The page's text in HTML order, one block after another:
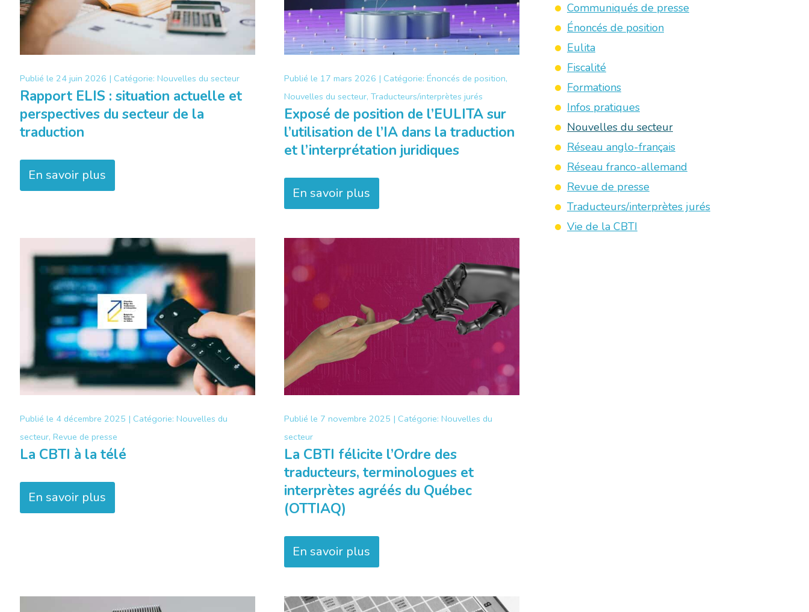
Publié le 24 juin 2026 | Catégorie: Nouvelles du secteur
Rapport ELIS : situation actuelle et
perspectives du secteur de la
traduction
En savoir plus
Publié le 17 mars 2026 | Catégorie: Énoncés de position,
Nouvelles du secteur, Traducteurs/interprètes jurés
Exposé de position de l’EULITA sur
l’utilisation de l’IA dans la traduction
et l’interprétation juridiques
En savoir plus
Publié le 4 décembre 2025 | Catégorie: Nouvelles du
secteur, Revue de presse
La CBTI à la télé
En savoir plus
Publié le 7 novembre 2025 | Catégorie: Nouvelles du
secteur
La CBTI félicite l’Ordre des
traducteurs, terminologues et
interprètes agréés du Québec
(OTTIAQ)
En savoir plus
Communiqués de presse
Énoncés de position
Eulita
Fiscalité
Formations
Infos pratiques
Nouvelles du secteur
Réseau anglo-français
Réseau franco-allemand
Revue de presse
Traducteurs/interprètes jurés
Vie de la CBTI